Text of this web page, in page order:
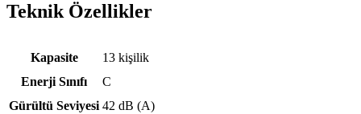
Teknik Özellikler
Teknik özellikler
Kapasite
13 kişilik
Enerji Sınıfı
C
Gürültü Seviyesi 42 dB (A)